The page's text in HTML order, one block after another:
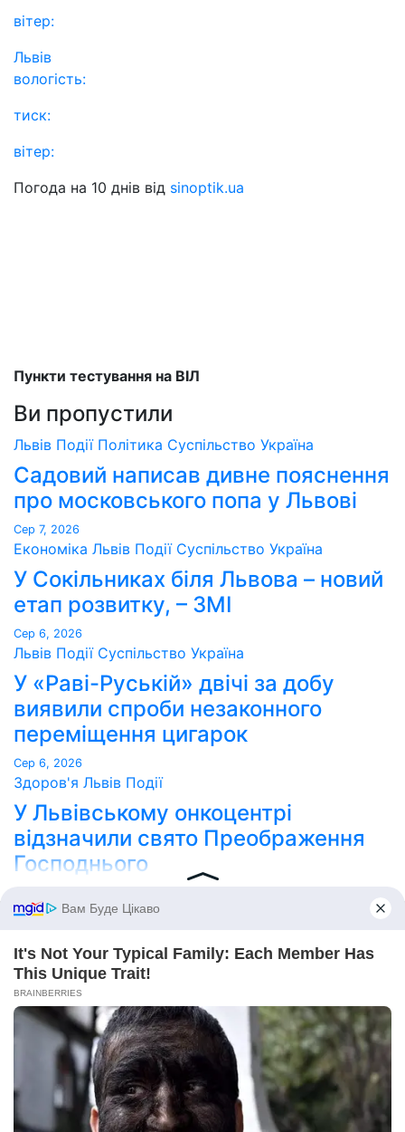
вітер:
Львів
вологість:
тиск:
вітер:
Погода на 10 днів від sinoptik.ua
Пункти тестування на ВІЛ
Ви пропустили
Львів Події Політика Суспільство Україна
Садовий написав дивне пояснення
про московського попа у Львові
Сер 7, 2026
Економіка Львів Події Суспільство Україна
У Сокільниках біля Львова – новий
етап розвитку, – ЗМІ
Сер 6, 2026
Львів Події Суспільство Україна
У «Раві-Руській» двічі за добу
виявили спроби незаконного
переміщення цигарок
Сер 6, 2026
Здоров'я Львів Події
У Львівському онкоцентрі
відзначили свято Преображення
Господнього
Point Lviv
Сайт працює на WordPress Тема:Newsesза
Themeansar.
Home
Про нас